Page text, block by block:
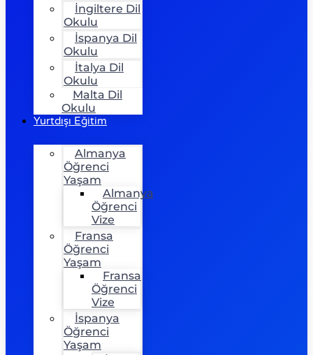
İngiltere Dil
Okulu
İspanya Dil
Okulu
İtalya Dil
Okulu
Malta Dil
Okulu
Yurtdışı Eğitim
Almanya
Öğrenci
Yaşam
Almanya
Öğrenci
Vize
Fransa
Öğrenci
Yaşam
Fransa
Öğrenci
Vize
İspanya
Öğrenci
Yaşam